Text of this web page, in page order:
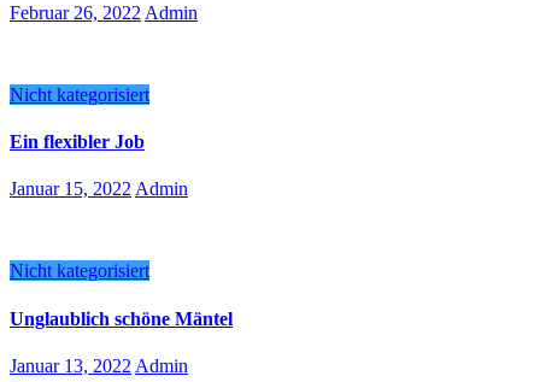
Februar 26, 2022 Admin
Nicht kategorisiert
Ein flexibler Job
Januar 15, 2022 Admin
Nicht kategorisiert
Unglaublich schöne Mäntel
Januar 13, 2022 Admin